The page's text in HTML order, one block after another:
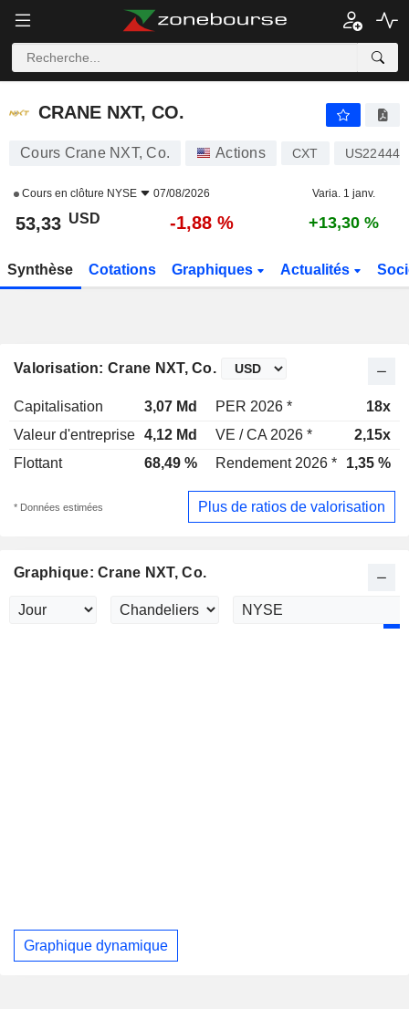
CRANE NXT, CO.
CRANE NXT, CO.
Cours Crane NXT, Co. Actions CXT
Cours en clôture NYSE 07/08/2026 Varia. 1 janv.
53,33 USD -1,88 % +13,30 %
Synthèse Cotations Graphiques Actualités
Valorisation: Crane NXT, Co.
Capitalisation 3,07 Md PER 2026 *
18x
Valeur d'entreprise 4,12 Md VE / CA 2026 *
2,15x
Flottant
68,49 % Rendement 2026 * 1,35 %
* Données estimées Plus de ratios de valorisation
Graphique: Crane NXT, Co.
Graphique dynamique